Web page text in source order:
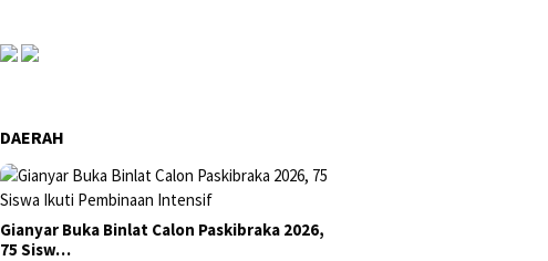
DAERAH
Gianyar Buka Binlat Calon Paskibraka 2026,
75 Sisw…